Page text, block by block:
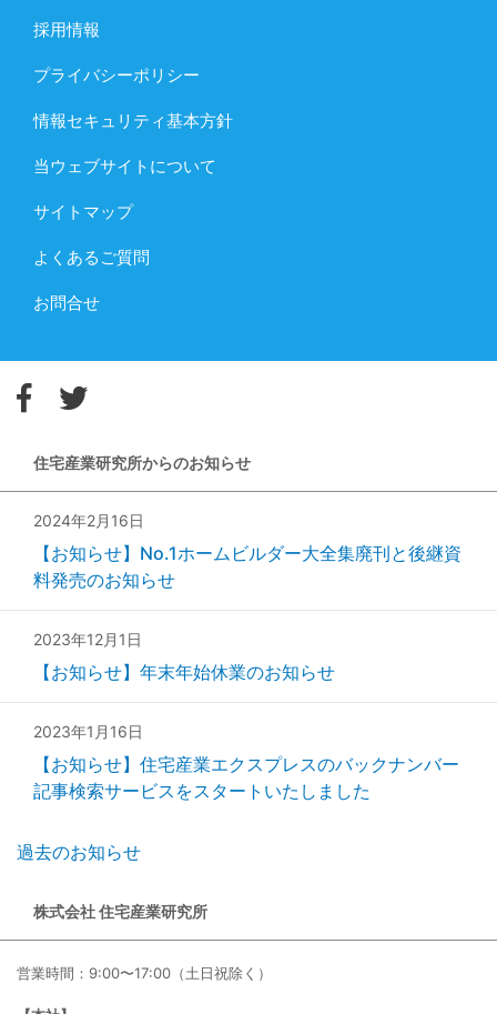
採用情報
プライバシーポリシー
情報セキュリティ基本方針
当ウェブサイトについて
サイトマップ
よくあるご質問
お問合せ
住宅産業研究所からのお知らせ
2024年2月16日
【お知らせ】No.1ホームビルダー大全集廃刊と後継資
料発売のお知らせ
2023年12月1日
【お知らせ】年末年始休業のお知らせ
2023年1月16日
【お知らせ】住宅産業エクスプレスのバックナンバー
記事検索サービスをスタートいたしました
過去のお知らせ
株式会社 住宅産業研究所
営業時間：9:00〜17:00（土日祝除く）